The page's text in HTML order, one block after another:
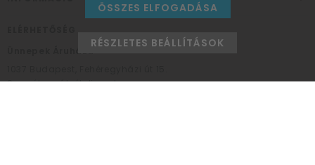
Ünnepek Áruháza
Személyes átvételi pont
ÖSSZES ELFOGADÁSA
RÉSZLETES BEÁLLÍTÁSOK